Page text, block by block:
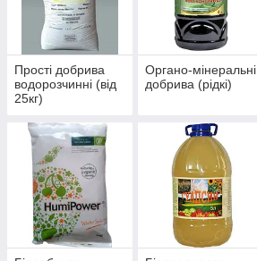
Прості добрива
водорозчинні (від
25кг)
Органо-мінеральні
добрива (рідкі)